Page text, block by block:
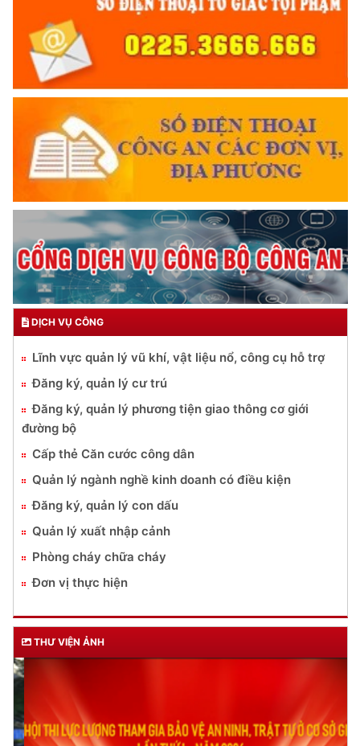
DỊCH VỤ CÔNG
Lĩnh vực quản lý vũ khí, vật liệu nổ, công cụ hỗ trợ
Đăng ký, quản lý cư trú
Đăng ký, quản lý phương tiện giao thông cơ giới
đường bộ
Cấp thẻ Căn cước công dân
Quản lý ngành nghề kinh doanh có điều kiện
Đăng ký, quản lý con dấu
Quản lý xuất nhập cảnh
Phòng cháy chữa cháy
Đơn vị thực hiện
THƯ VIỆN ẢNH